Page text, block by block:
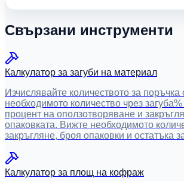
Свързани инструменти
Калкулатор за загуби на материал
Изчислявайте количеството за поръчка
необходимото количество чрез
процент на оползотворяване и
опаковката. Вижте необходимото
закръгляне, броя опаковки и остатъка
Калкулатор за площ на кофраж